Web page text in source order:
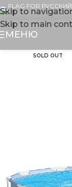
Skip to
Skip to main
МЕНЮ
SOLD OUT